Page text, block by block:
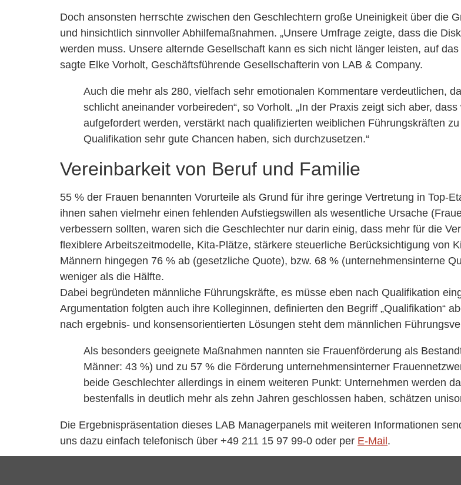
Doch ansonsten herrschte zwischen den Geschlechtern große Uneinigkeit über die
und hinsichtlich sinnvoller Abhilfemaßnahmen. „Unsere Umfrage zeigte, dass die
werden muss. Unsere alternde Gesellschaft kann es sich nicht länger leisten, auf
sagte Elke Vorholt, Geschäftsführende Gesellschafterin von LAB & Company.
Auch die mehr als 280, vielfach sehr emotionalen Kommentare verdeutlichen,
schlicht aneinander vorbeireden“, so Vorholt. „In der Praxis zeigt sich aber,
aufgefordert werden, verstärkt nach qualifizierten weiblichen Führungskräften
Qualifikation sehr gute Chancen haben, sich durchzusetzen.“
Vereinbarkeit von Beruf und Familie
55 % der Frauen benannten Vorurteile als Grund für ihre geringe Vertretung in Top-
ihnen sahen vielmehr einen fehlenden Aufstiegswillen als wesentliche Ursache
verbessern sollten, waren sich die Geschlechter nur darin einig, dass mehr für die
flexiblere Arbeitszeitmodelle, Kita-Plätze, stärkere steuerliche Berücksichtigung von
Männern hingegen 76 % ab (gesetzliche Quote), bzw. 68 % (unternehmensinterne
weniger als die Hälfte.
Dabei begründeten männliche Führungskräfte, es müsse eben nach Qualifikation
Argumentation folgten auch ihre Kolleginnen, definierten den Begriff „Qualifikation“
nach ergebnis- und konsensorientierten Lösungen steht dem männlichen
Als besonders geeignete Maßnahmen nannten sie Frauenförderung als
Männer: 43 %) und zu 57 % die Förderung unternehmensinterner
beide Geschlechter allerdings in einem weiteren Punkt: Unternehmen werden
bestenfalls in deutlich mehr als zehn Jahren geschlossen haben, schätzen
Die Ergebnispräsentation dieses LAB Managerpanels mit weiteren Informationen
uns dazu einfach telefonisch über +49 211 15 97 99-0 oder per E-Mail .